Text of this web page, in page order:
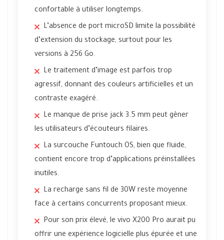
confortable à utiliser longtemps.
L’absence de port microSD limite la possibilité
d’extension du stockage, surtout pour les
versions à 256 Go.
Le traitement d’image est parfois trop
agressif, donnant des couleurs artificielles et un
contraste exagéré.
Le manque de prise jack 3.5 mm peut gêner
les utilisateurs d’écouteurs filaires.
La surcouche Funtouch OS, bien que fluide,
contient encore trop d’applications préinstallées
inutiles.
La recharge sans fil de 30W reste moyenne
face à certains concurrents proposant mieux.
Pour son prix élevé, le vivo X200 Pro aurait pu
offrir une expérience logicielle plus épurée et une